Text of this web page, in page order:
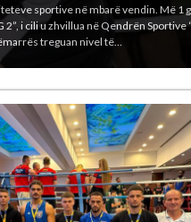
– Talijan”, i cili u mbajt
me gjithsej 6 medalje: 1 medalje